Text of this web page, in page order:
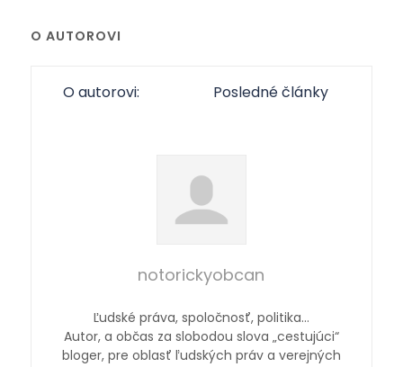
O AUTOROVI
O autorovi: Posledné články
notorickyobcan
Ľudské práva, spoločnosť, politika…
Autor, a občas za slobodou slova „cestujúci“
bloger, pre oblasť ľudských práv a verejných